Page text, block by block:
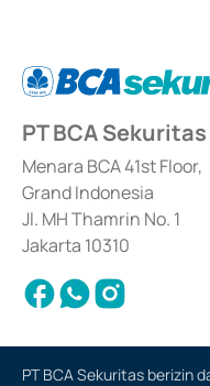
PT BCA Sekuritas
Menara BCA 41st Floor,
Grand Indonesia
Jl. MH Thamrin No. 1
Jakarta 10310
PT BCA Sekuritas berizin